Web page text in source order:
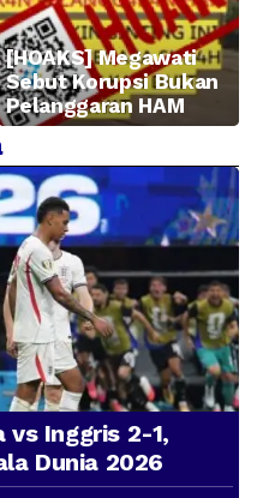
[HOAKS] Megawati
Sebut Korupsi Bukan
Pelanggaran HAM
vs Inggris 2-1,
Dunia 2026